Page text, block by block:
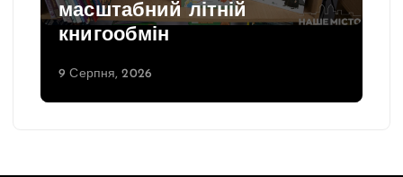
масштабний літній
книгообмін
9 Серпня, 2026